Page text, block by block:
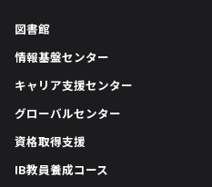
図書館
情報基盤センター
キャリア支援センター
グローバルセンター
資格取得支援
IB教員養成コース